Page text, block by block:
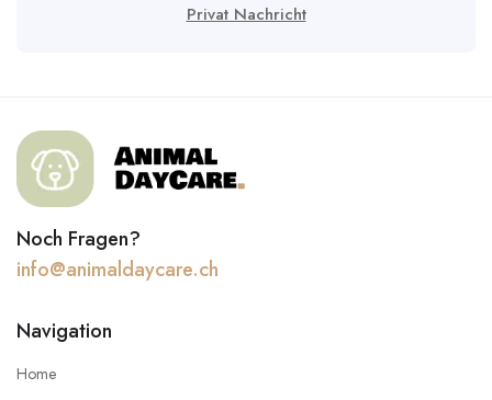
Privat Nachricht
Noch Fragen?
info@animaldaycare.ch
Navigation
Home